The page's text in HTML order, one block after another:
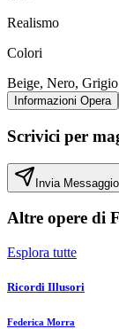
Realismo
Colori
Beige, Nero, Grigio
Informazioni Opera
Scrivici per
Invia Messaggio
Altre opere di
Esplora tutte
Ricordi Illusori
Federica Morra